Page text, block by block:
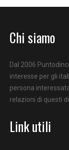
Chi siamo
Dal 2006
interesse per gli
persona
relazioni di questi
Link utili